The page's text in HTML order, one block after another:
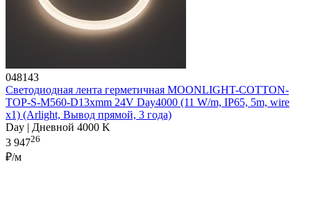
048143
Светодиодная лента герметичная MOONLIGHT-COTTON-
TOP-S-M560-D13xmm 24V Day4000 (11 W/m, IP65, 5m, wire
x1) (Arlight, Вывод прямой, 3 года)
Day | Дневной 4000 K
3 94726
₽/м